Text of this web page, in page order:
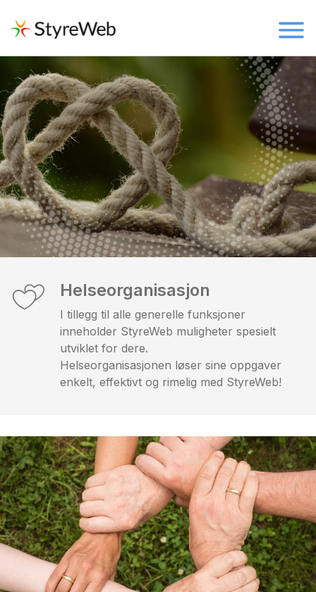
Helseorganisasjon
I tillegg til alle generelle funksjoner
inneholder StyreWeb muligheter spesielt
utviklet for dere.
Helseorganisasjonen løser sine oppgaver
enkelt, effektivt og rimelig med StyreWeb!